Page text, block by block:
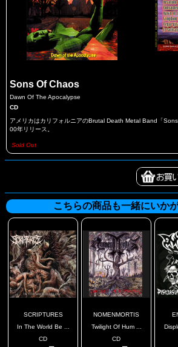
Sons Of Chaos
Dawn Of The Apocalypse
CD
アメリカはカリフォルニアのBrutal Death Metal Band「
00年リリース。
Sold Out
こちらの商品も一緒にいか
SCRIPTURES
In The World Be ...
CD
NOMENMORTIS
Twilight Of Hum ...
CD